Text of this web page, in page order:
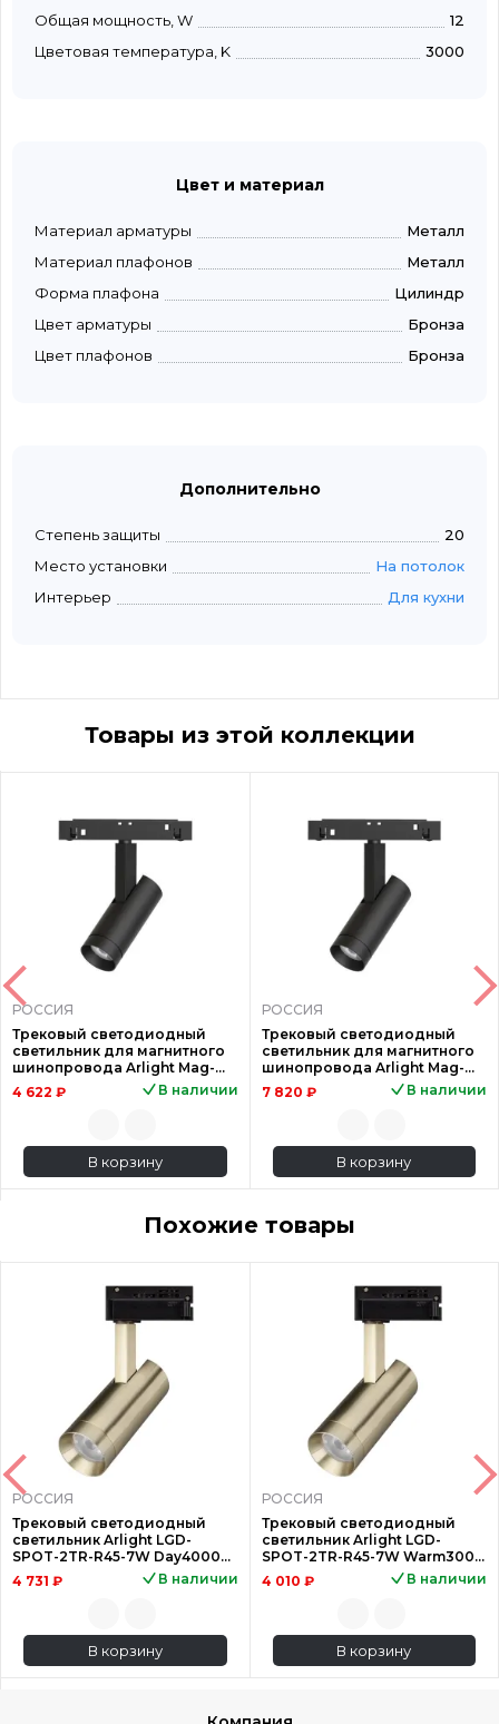
Общая мощность, W
12
Цветовая температура, K
3000
Цвет и материал
Материал арматуры
Металл
Материал плафонов
Металл
Форма плафона
Цилиндр
Цвет арматуры
Бронза
Цвет плафонов
Бронза
Дополнительно
Степень защиты
20
Место установки
На потолок
Интерьер
Для кухни
Товары из этой коллекции
РОССИЯ
Трековый светодиодный
светильник для магнитного
шинопровода Arlight Mag-
Orient-Spot-R35-6W Day4000
0
4 622 ₽ В наличии
В корзину
РОССИЯ
Трековый светодиодный
светильник для магнитного
шинопровода Arlight Mag-
Orient-Spot-R35-6W Day4000
0
7 820 ₽ В наличии
В корзину
Похожие товары
РОССИЯ
Трековый светодиодный
светильник Arlight LGD-
SPOT-2TR-R45-7W Day4000
(BR, 24 deg, 230V) 042545
4 731 ₽ В наличии
В корзину
РОССИЯ
Трековый светодиодный
светильник Arlight LGD-
SPOT-2TR-R45-7W Warm3000
(BR, 24 deg, 230V) 042544
4 010 ₽ В наличии
В корзину